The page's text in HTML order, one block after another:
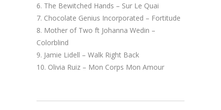
The Bewitched Hands – Sur Le Quai
Chocolate Genius Incorporated – Fortitude
Mother of Two ft Johanna Wedin –
Colorblind
Jamie Lidell – Walk Right Back
Olivia Ruiz – Mon Corps Mon Amour